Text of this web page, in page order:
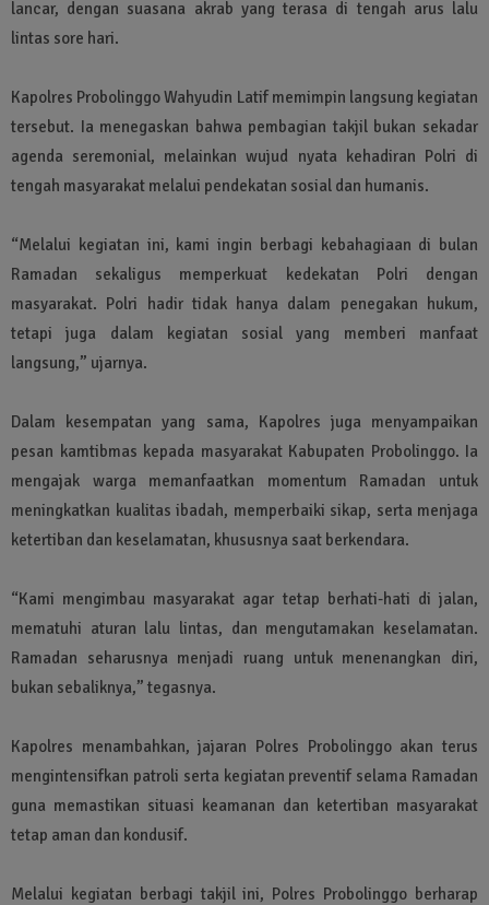
lancar, dengan suasana akrab yang terasa di tengah arus lalu
lintas sore hari.
Kapolres Probolinggo Wahyudin Latif memimpin langsung kegiatan
tersebut. Ia menegaskan bahwa pembagian takjil bukan sekadar
agenda seremonial, melainkan wujud nyata kehadiran Polri di
tengah masyarakat melalui pendekatan sosial dan humanis.
“Melalui kegiatan ini, kami ingin berbagi kebahagiaan di bulan
Ramadan sekaligus memperkuat kedekatan Polri dengan
masyarakat. Polri hadir tidak hanya dalam penegakan hukum,
tetapi juga dalam kegiatan sosial yang memberi manfaat
langsung,” ujarnya.
Dalam kesempatan yang sama, Kapolres juga menyampaikan
pesan kamtibmas kepada masyarakat Kabupaten Probolinggo. Ia
mengajak warga memanfaatkan momentum Ramadan untuk
meningkatkan kualitas ibadah, memperbaiki sikap, serta menjaga
ketertiban dan keselamatan, khususnya saat berkendara.
“Kami mengimbau masyarakat agar tetap berhati-hati di jalan,
mematuhi aturan lalu lintas, dan mengutamakan keselamatan.
Ramadan seharusnya menjadi ruang untuk menenangkan diri,
bukan sebaliknya,” tegasnya.
Kapolres menambahkan, jajaran Polres Probolinggo akan terus
mengintensifkan patroli serta kegiatan preventif selama Ramadan
guna memastikan situasi keamanan dan ketertiban masyarakat
tetap aman dan kondusif.
Melalui kegiatan berbagi takjil ini, Polres Probolinggo berharap